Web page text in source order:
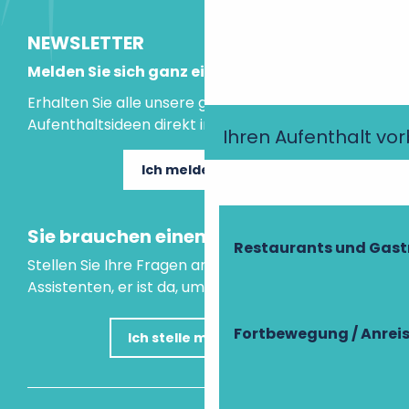
Ihren Aufenthalt
Restaurants und
Fortbewegung /
NEWSLETTER
Melden Sie sich ganz einfach an!
Erhalten Sie alle unsere guten Tipps und
Aufenthaltsideen direkt in Ihre Mailbox.
Ich melde mich an
Sie brauchen einen Rat?
Stellen Sie Ihre Fragen an unseren virtuellen
Assistenten, er ist da, um Ihnen zu helfen.
Ich stelle meine Frage